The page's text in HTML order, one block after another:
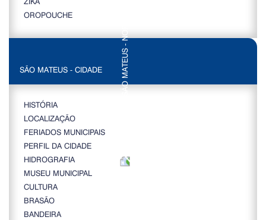
OROPOUCHE
SÃO MATEUS - CIDADE
HISTÓRIA
LOCALIZAÇÃO
FERIADOS MUNICIPAIS
PERFIL DA CIDADE
HIDROGRAFIA
MUSEU MUNICIPAL
CULTURA
BRASÃO
BANDEIRA